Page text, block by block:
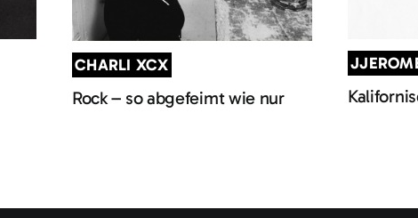
CHARLI XCX
Rock – so abgefeimt wie nur